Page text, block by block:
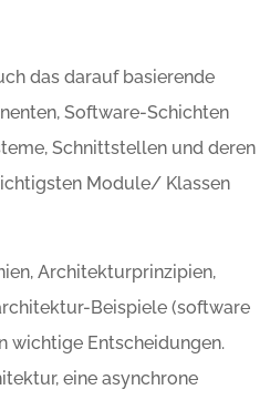
das darauf basierende
Software-Schichten
Schnittstellen und deren
Module/ Klassen
Architekturprinzipien,
Beispiele (software
wichtige Entscheidungen.
eine asynchrone